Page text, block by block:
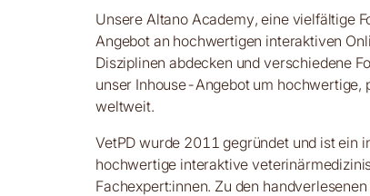
Unsere Altano Academy, eine vielfältige
Angebot an hochwertigen interaktiven
Disziplinen abdecken und verschiedene
unser Inhouse-Angebot um hochwertige,
weltweit.
VetPD wurde 2011 gegründet und ist ein
hochwertige interaktive
Fachexpert:innen. Zu den